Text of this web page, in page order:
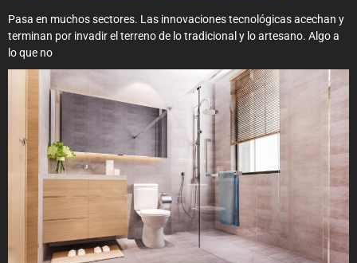
Pasa en muchos sectores. Las innovaciones tecnológicas acechan y
terminan por invadir el terreno de lo tradicional y lo artesano. Algo a
lo que no